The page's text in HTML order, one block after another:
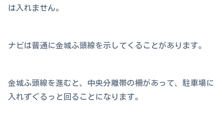
は入れません。
ナビは普通に金城ふ頭線を示してくることがあります。
金城ふ頭線を進むと、中央分離帯の柵があって、駐車場に
入れずぐるっと回ることになります。